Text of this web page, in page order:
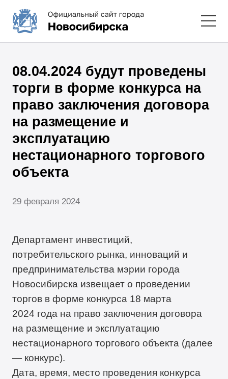
08.04.2024 будут проведены
торги в форме конкурса на
право заключения договора
на размещение и
эксплуатацию
нестационарного торгового
объекта
29 февраля 2024
Департамент инвестиций,
потребительского рынка, инноваций и
предпринимательства мэрии города
Новосибирска извещает о проведении
торгов в форме конкурса 18 марта
2024 года на право заключения договора
на размещение и эксплуатацию
нестационарного торгового объекта (далее
— конкурс).
Дата, время, место проведения конкурса